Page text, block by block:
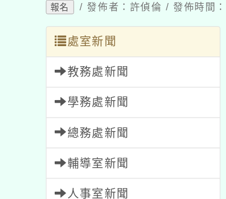
報名 / 發佈者：許偵倫 / 發佈時間
處室新聞
教務處新聞
學務處新聞
總務處新聞
輔導室新聞
人事室新聞